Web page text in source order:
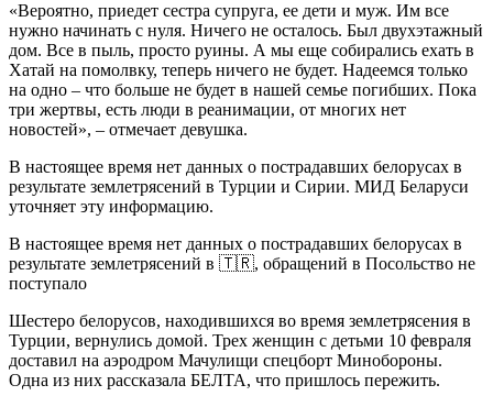
«Вероятно, приедет сестра супруга, ее дети и муж. Им все
нужно начинать с нуля. Ничего не осталось. Был двухэтажный
дом. Все в пыль, просто руины. А мы еще собирались ехать в
Хатай на помолвку, теперь ничего не будет. Надеемся только
на одно – что больше не будет в нашей семье погибших. Пока
три жертвы, есть люди в реанимации, от многих нет
новостей», – отмечает девушка.
В настоящее время нет данных о пострадавших белорусах в
результате землетрясений в Турции и Сирии. МИД Беларуси
уточняет эту информацию.
В настоящее время нет данных о пострадавших белорусах в
результате землетрясений в 🇹🇷, обращений в Посольство не
поступало
Шестеро белорусов, находившихся во время землетрясения в
Турции, вернулись домой. Трех женщин с детьми 10 февраля
доставил на аэродром Мачулищи спецборт Минобороны.
Одна из них рассказала БЕЛТА, что пришлось пережить.